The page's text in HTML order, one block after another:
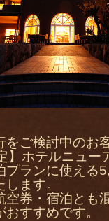
ご検討中のお
】ホテルニュー
プランに使える
ます。
空券・宿泊とも
すすめです。